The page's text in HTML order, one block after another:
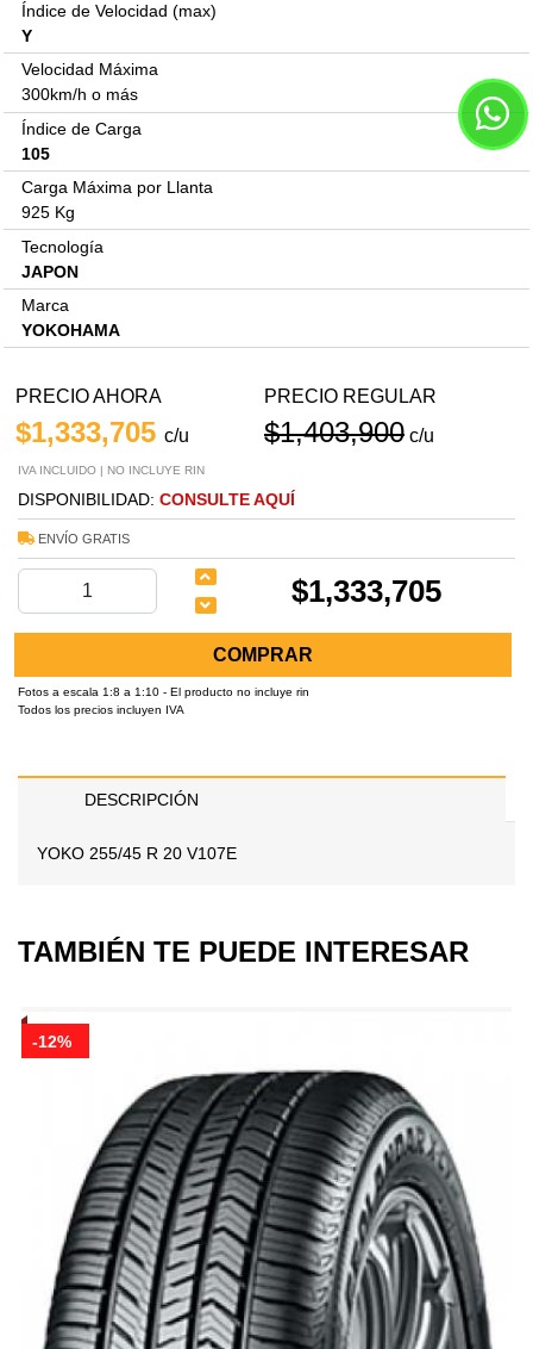
Índice de Velocidad (max)
Y
Velocidad Máxima
300km/h o más
Índice de Carga
105
Carga Máxima por Llanta
925 Kg
Tecnología
JAPON
Marca
YOKOHAMA
PRECIO AHORA
$1,333,705 c/u
PRECIO REGULAR
$1,403,900 c/u
IVA INCLUIDO | NO INCLUYE RIN
DISPONIBILIDAD: CONSULTE AQUÍ
ENVÍO GRATIS
$1,333,705
COMPRAR
Fotos a escala 1:8 a 1:10 - El producto no incluye rin
Todos los precios incluyen IVA
DESCRIPCIÓN
YOKO 255/45 R 20 V107E
TAMBIÉN TE PUEDE INTERESAR
-12%